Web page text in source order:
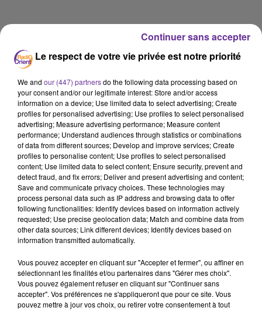
Gaza immigration
27 décembre 2023 - 16 min 31 sec
LE JOURNAL EN LANGUE FRANÇAISE DE MIDI DU
27/12/23
LB
JOURNAL EN LANGUE FRANÇAISE
La France s’inquiète de l’intensification des combats
annoncée par Israël dans la bande de Gaza. Paris parc la
voie du Quai d’Orsay « réitère avec force son appel à une
trêve immédiate conduisant à un cessez-le-feu ».
« Tous les éléments sont réunis pour un développement
d’épidémies auxquelles nous ne pourrions pas répondre
en tant qu’ humanitaires ». Un cri d’alarme de la porte
parole du Comité international de la Croix rouge à Paris.
Le respect de votre vie privée est notre priorité
We and our (447) partnersdo the following data processing based on
your consent and/or our legitimate interest: Store and/or access
information on a device; Use limited data to select advertising; Create
profiles for personalised advertising; Use profiles to select personalised
advertising; Measure advertising performance; Measure content
performance; Understand audiences through statistics or combinations
of data from different sources; Develop and improve services; Create
profiles to personalise content; Use profiles to select personalised
content; Use limited data to select content; Ensure security, prevent and
detect fraud, and fix errors; Deliver and present advertising and content;
Save and communicate privacy choices. These technologies may
process personal data such as IP address and browsing data to offer
following functionalities: Identify devices based on information actively
requested; Use precise geolocation data; Match and combine data from
other data sources; Link different devices; Identify devices based on
information transmitted automatically.
Vous pouvez accepter en cliquant sur "Accepter et fermer", ou affiner en
sélectionnant les finalités et/ou partenaires dans "Gérer mes choix".
Vous pouvez également refuser en cliquant sur "Continuer sans
accepter". Vos préférences ne s'appliqueront que pour ce site. Vous
pouvez mettre à jour vos choix, ou retirer votre consentement à tout
Continuer sans accepter